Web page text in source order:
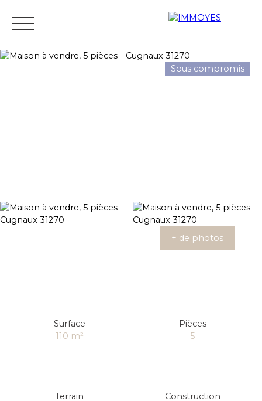
Sous compromis
+ de photos
Surface
110 m²
Pièces
5
Terrain
Construction